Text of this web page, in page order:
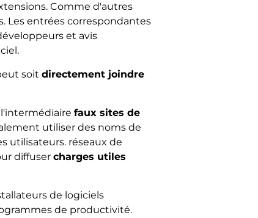
Comme d'autres
Les entrées correspondantes
et avis
soit directement joindre
faux sites de
utiliser des noms de
utilisateurs. réseaux de
diffuser charges utiles
de logiciels
de productivité.